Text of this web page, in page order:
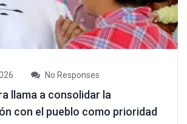
No Responses
llama a consolidar la
con el pueblo como prioridad